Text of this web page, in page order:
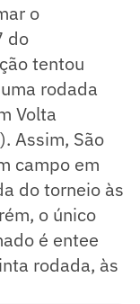
o
do
tentou
rodada
Volta
Assim, São
campo em
do torneio às
o único
é entee
rodada, às